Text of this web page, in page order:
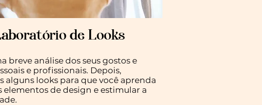
de Looks
breve análise dos seus gostos e
e profissionais. Depois,
alguns looks para que você aprenda
elementos de design e estimular a